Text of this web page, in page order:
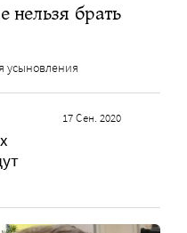
нельзя брать
усыновления
17 Сен. 2020